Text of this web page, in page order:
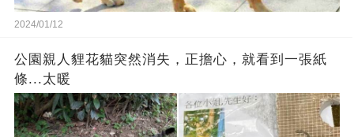
2024/01/12
公園親人貍花貓突然消失，正擔心，就看到一張紙
條...太暖